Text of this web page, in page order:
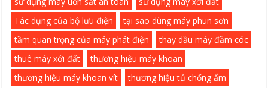
Tác dụng của bộ lưu điện
tại sao dùng máy phun sơn
tầm quan trọng của máy phát điện
thay dầu máy đầm cóc
thuê máy xới đất
thương hiệu máy khoan
thương hiệu máy khoan vít
thương hiệu tủ chống ẩm